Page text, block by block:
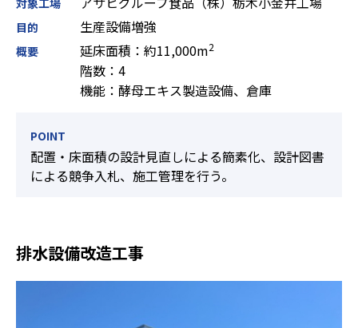
対象工場
目的 生産設備増強
概要 延床面積：約11,000m2
階数：4
機能：酵母エキス製造設備、倉庫
POINT
配置・床面積の設計見直しによる簡素化、設計図書
による競争入札、施工管理を行う。
排水設備改造工事